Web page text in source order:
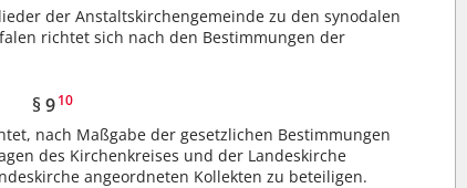
der Anstaltskirchengemeinde zu den synodalen
richtet sich nach den Bestimmungen der
§ 910
nach Maßgabe der gesetzlichen Bestimmungen
des Kirchenkreises und der Landeskirche
angeordneten Kollekten zu beteiligen.